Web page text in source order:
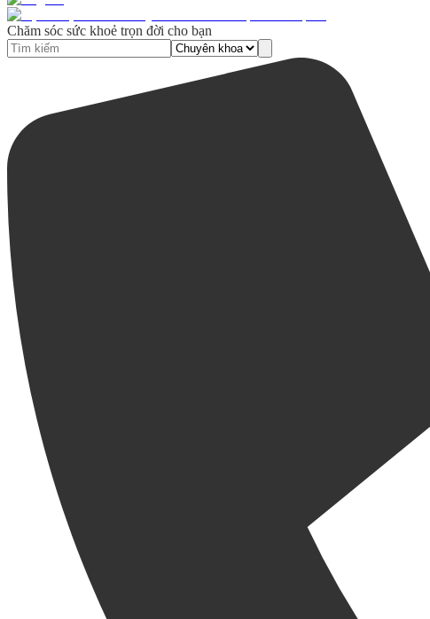
Chăm sóc sức khoẻ trọn đời cho bạn